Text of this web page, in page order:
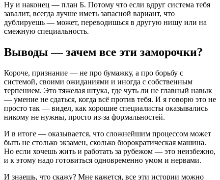
Ну и наконец — план Б. Потому что если вдруг система тебя
завалит, всегда лучше иметь запасной вариант, что
дублируешь — может, переводишься в другую нишу или на
смежную специальность.
Выводы — зачем все эти заморочки?
Короче, признание — не про бумажку, а про борьбу с
системой, своими ожиданиями и иногда с собственным
терпением. Это тяжелая штука, где чуть ли не главный навык
— умение не сдаться, когда всё против тебя. И я говорю это не
просто так — видел, как хорошие специалисты оказывались
никому не нужны, просто из-за формальностей.
И в итоге — оказывается, что сложнейшим процессом может
быть не столько экзамен, сколько бюрократическая машина.
Но если хочешь жить и работать за рубежом — это неизбежно,
и к этому надо готовиться одновременно умом и нервами.
И знаешь, что скажу? Мне кажется, все эти истории можно